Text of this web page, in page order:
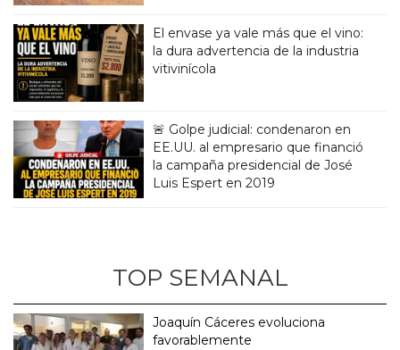
El envase ya vale más que el vino:
la dura advertencia de la industria
vitivinícola
🚨 Golpe judicial: condenaron en
EE.UU. al empresario que financió
la campaña presidencial de José
Luis Espert en 2019
TOP SEMANAL
Joaquín Cáceres evoluciona
favorablemente